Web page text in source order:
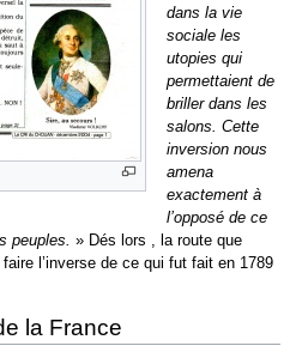
dans la vie
sociale les
utopies qui
permettaient de
briller dans les
salons. Cette
inversion nous
amena
exactement à
l’opposé de ce
peuples.
» Dés lors , la route que
l’inverse de ce qui fut fait en 1789
la France